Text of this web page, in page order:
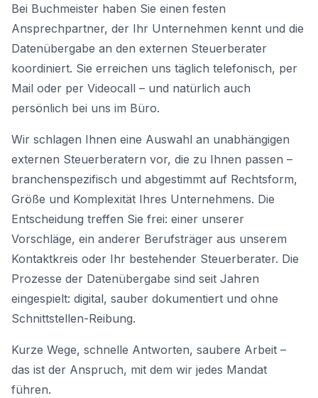
Bei Buchmeister haben Sie einen festen
Ansprechpartner, der Ihr Unternehmen kennt und die
Datenübergabe an den externen Steuerberater
koordiniert. Sie erreichen uns täglich telefonisch, per
Mail oder per Videocall – und natürlich auch
persönlich bei uns im Büro.
Wir schlagen Ihnen eine Auswahl an unabhängigen
externen Steuerberatern vor, die zu Ihnen passen –
branchenspezifisch und abgestimmt auf Rechtsform,
Größe und Komplexität Ihres Unternehmens. Die
Entscheidung treffen Sie frei: einer unserer
Vorschläge, ein anderer Berufsträger aus unserem
Kontaktkreis oder Ihr bestehender Steuerberater. Die
Prozesse der Datenübergabe sind seit Jahren
eingespielt: digital, sauber dokumentiert und ohne
Schnittstellen-Reibung.
Kurze Wege, schnelle Antworten, saubere Arbeit –
das ist der Anspruch, mit dem wir jedes Mandat
führen.